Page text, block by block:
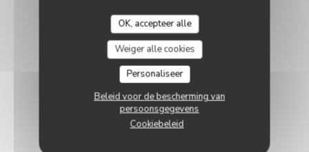
op de sitepagina's te klikken.
OK, accepteer alle
Weiger alle cookies
Personaliseer
Beleid voor de bescherming van
persoonsgegevens
Cookiebeleid